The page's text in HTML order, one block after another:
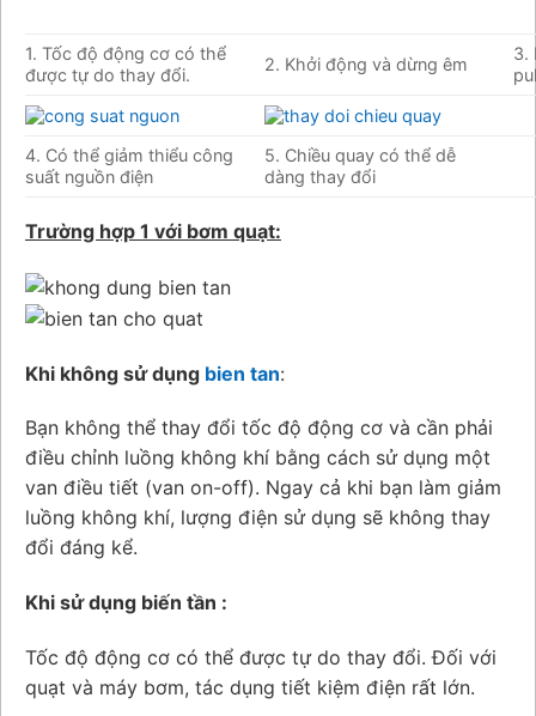
1. Tốc độ động cơ có thể
được tự do thay đổi.
2. Khởi động và dừng êm
3.
4. Có thể giảm thiểu công
suất nguồn điện
5. Chiều quay có thể dễ
dàng thay đổi
Trường hợp 1 với bơm quạt:
Khi không sử dụng bien tan:
Bạn không thể thay đổi tốc độ động cơ và cần phải
điều chỉnh luồng không khí bằng cách sử dụng một
van điều tiết (van on-off). Ngay cả khi bạn làm giảm
luồng không khí, lượng điện sử dụng sẽ không thay
đổi đáng kể.
Khi sử dụng biến tần :
Tốc độ động cơ có thể được tự do thay đổi. Đối với
quạt và máy bơm, tác dụng tiết kiệm điện rất lớn.